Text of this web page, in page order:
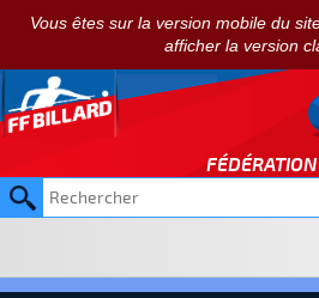
Vous êtes sur la version mobile du
afficher la version